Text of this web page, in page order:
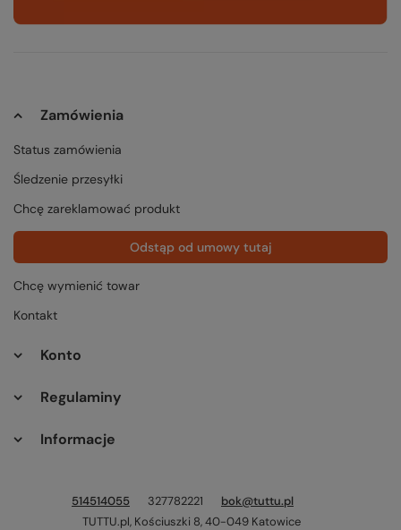
Zamówienia
Status zamówienia
Śledzenie przesyłki
Chcę zareklamować produkt
Odstąp od umowy tutaj
Chcę wymienić towar
Kontakt
Konto
Regulaminy
Informacje
514514055 327782221
bok@tuttu.pl
TUTTU.pl, Kościuszki 8,40-049 Katowice